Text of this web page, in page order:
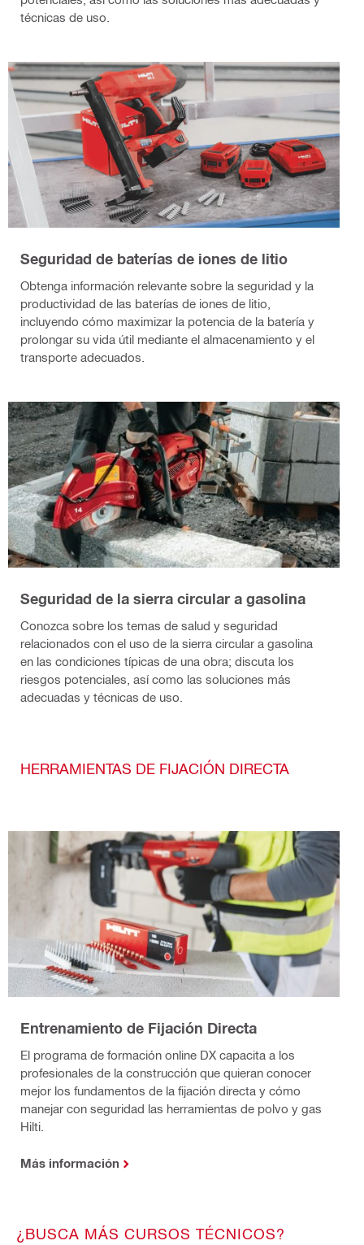
técnicas de uso.
Seguridad de baterías de iones de litio
Obtenga información relevante sobre la seguridad y la
productividad de las baterías de iones de litio,
incluyendo cómo maximizar la potencia de la batería y
prolongar su vida útil mediante el almacenamiento y el
transporte adecuados.
Seguridad de la sierra circular a gasolina
Conozca sobre los temas de salud y seguridad
relacionados con el uso de la sierra circular a gasolina
en las condiciones típicas de una obra; discuta los
riesgos potenciales, así como las soluciones más
adecuadas y técnicas de uso.
HERRAMIENTAS DE FIJACIÓN DIRECTA
Entrenamiento de Fijación Directa
El programa de formación online DX capacita a los
profesionales de la construcción que quieran conocer
mejor los fundamentos de la fijación directa y cómo
manejar con seguridad las herramientas de polvo y gas
Hilti.
Más información
¿BUSCA MÁS CURSOS TÉCNICOS?